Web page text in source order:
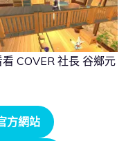
看 COVER 社長 谷鄉元
方網站